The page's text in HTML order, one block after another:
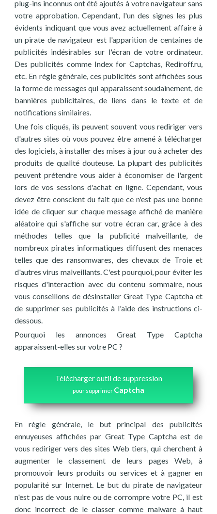
plug-ins inconnus ont été ajoutés à votre navigateur sans
votre approbation. Cependant, l'un des signes les plus
évidents indiquant que vous avez actuellement affaire à
un pirate de navigateur est l'apparition de centaines de
publicités indésirables sur l'écran de votre ordinateur.
Des publicités comme Index for Captchas, Rediroff.ru,
etc. En règle générale, ces publicités sont affichées sous
la forme de messages qui apparaissent soudainement, de
bannières publicitaires, de liens dans le texte et de
notifications similaires.
Une fois cliqués, ils peuvent souvent vous rediriger vers
d'autres sites où vous pouvez être amené à télécharger
des logiciels, à installer des mises à jour ou à acheter des
produits de qualité douteuse. La plupart des publicités
peuvent prétendre vous aider à économiser de l'argent
lors de vos sessions d'achat en ligne. Cependant, vous
devez être conscient du fait que ce n'est pas une bonne
idée de cliquer sur chaque message affiché de manière
aléatoire qui s'affiche sur votre écran car, grâce à des
méthodes telles que la publicité malveillante, de
nombreux pirates informatiques diffusent des menaces
telles que des ransomwares, des chevaux de Troie et
d'autres virus malveillants. C'est pourquoi, pour éviter les
risques d'interaction avec du contenu sommaire, nous
vous conseillons de désinstaller Great Type Captcha et
de supprimer ses publicités à l'aide des instructions ci-
dessous.
Pourquoi les annonces Great Type Captcha
apparaissent-elles sur votre PC ?
Télécharger outil de suppression
pour supprimer Captcha
En règle générale, le but principal des publicités
ennuyeuses affichées par Great Type Captcha est de
vous rediriger vers des sites Web tiers, qui cherchent à
augmenter le classement de leurs pages Web, à
promouvoir leurs produits ou services et à gagner en
popularité sur Internet. Le but du pirate de navigateur
n'est pas de vous nuire ou de corrompre votre PC, il est
donc incorrect de le classer comme malware à haut